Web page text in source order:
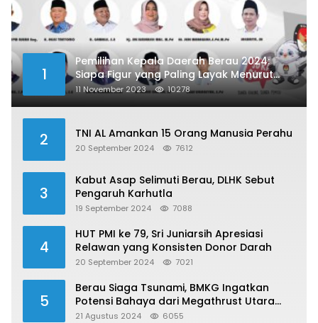
1
Pemilihan Kepala Daerah Berau 2024:
Siapa Figur yang Paling Layak Menurut
Publik?
11 November 2023 10278
2 TNI AL Amankan 15 Orang Manusia Perahu
20 September 2024 7612
3
Kabut Asap Selimuti Berau, DLHK Sebut
Pengaruh Karhutla
19 September 2024 7088
4
HUT PMI ke 79, Sri Juniarsih Apresiasi
Relawan yang Konsisten Donor Darah
20 September 2024 7021
5
Berau Siaga Tsunami, BMKG Ingatkan
Potensi Bahaya dari Megathrust Utara
Sulawesi
21 Agustus 2024 6055